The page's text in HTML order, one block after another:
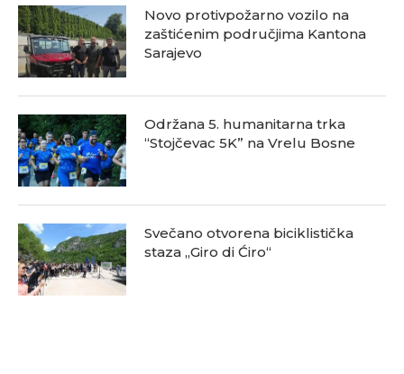
Novo protivpožarno vozilo na
zaštićenim područjima Kantona
Sarajevo
Održana 5. humanitarna trka
“Stojčevac 5K” na Vrelu Bosne
Svečano otvorena biciklistička
staza „Giro di Ćiro“